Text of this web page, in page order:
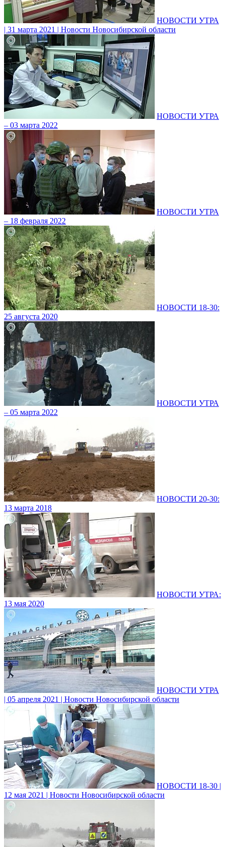
НОВОСТИ УТРА
| 31 марта 2021 | Новости Новосибирской области
НОВОСТИ УТРА
– 03 марта 2022
НОВОСТИ УТРА
– 18 февраля 2022
НОВОСТИ 18-30:
25 августа 2020
НОВОСТИ УТРА
– 05 марта 2022
НОВОСТИ 20-30:
13 марта 2018
НОВОСТИ УТРА:
13 мая 2020
НОВОСТИ УТРА
| 05 апреля 2021 | Новости Новосибирской области
НОВОСТИ 18-30 |
12 мая 2021 | Новости Новосибирской области